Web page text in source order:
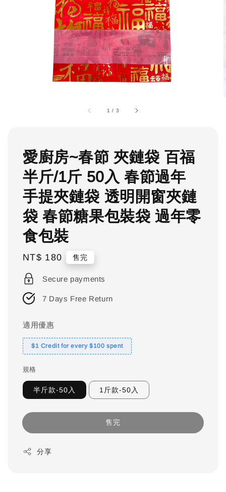
1 / 3
愛廚房~春節 夾鏈袋 百福
半斤/1斤 50入 春節過年
手提夾鏈袋 透明開窗夾鏈
袋 春節糖果包裝袋 過年零
食包裝
Regular
price
NT$ 180 售完
Secure payments
7 Days Free Return
適用優惠
$1 Credit for every $100 spent
規格
半斤款-50入 1斤款-50入
售完
分享